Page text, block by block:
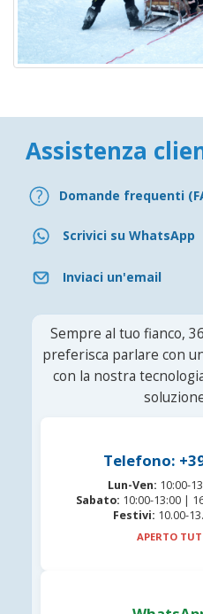
Assistenza
Domande frequenti
Scrivici su WhatsApp
Inviaci un'email
Sempre al tuo fianco,
preferisca parlare con
con la nostra
Telefono:
Lun-Ven: 10:00-
Sabato: 10:00-13:00 |
Festivi: 10.00-
APERTO